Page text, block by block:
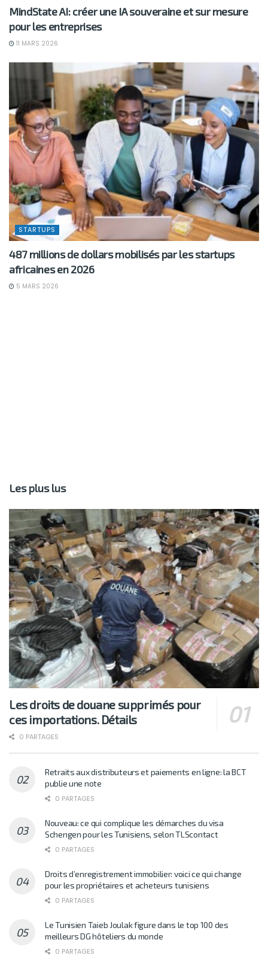
MindState AI: créer une IA souveraine et sur mesure
pour les entreprises
11 MARS 2026
STARTUPS
487 millions de dollars mobilisés par les startups
africaines en 2026
5 MARS 2026
Les plus lus
Les droits de douane supprimés pour
ces importations. Détails
0 PARTAGES
Retraits aux distributeurs et paiements en ligne: la BCT
publie une note
0 PARTAGES
Nouveau: ce qui complique les démarches du visa
Schengen pour les Tunisiens, selon TLScontact
0 PARTAGES
Droits d’enregistrement immobilier: voici ce qui change
pour les propriétaires et acheteurs tunisiens
0 PARTAGES
Le Tunisien Taieb Joulak figure dans le top 100 des
meilleurs DG hôteliers du monde
0 PARTAGES